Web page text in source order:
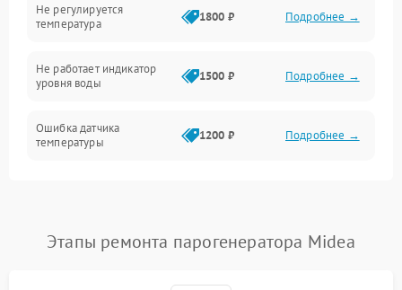
Не регулируется
температура
1800 ₽ Подробнее →
Не работает индикатор
уровня воды
1500 ₽ Подробнее →
Ошибка датчика
температуры
1200 ₽ Подробнее →
Ошибка платы управления Подробнее →
Этапы ремонта парогенератора Midea